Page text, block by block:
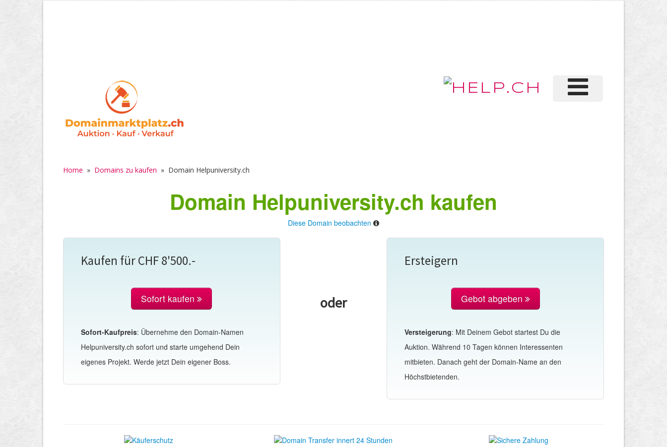
Home » Domains zu kaufen » Domain Helpuniversity.ch
Domain Helpuniversity.ch kaufen
Diese Domain beobachten
Kaufen für CHF 8'500.-
Sofort kaufen
Sofort-Kaufpreis: Übernehme den Domain-Namen
Helpuniversity.ch sofort und starte umgehend Dein
eigenes Projekt. Werde jetzt Dein eigener Boss.
oder
Ersteigern
Gebot abgeben
Versteigerung: Mit Deinem Gebot startest Du die
Auktion. Während 10 Tagen können Interessenten
mitbieten. Danach geht der Domain-Name an den
Höchstbietenden.